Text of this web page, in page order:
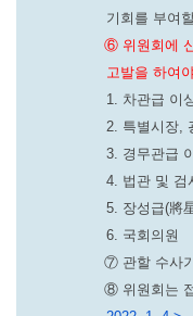
기회를 부여
⑥ 위원회에
고발을 하여
1. 차관급 이
2. 특별시장,
3. 경무관급
4. 법관 및 검
5. 장성급(將
6. 국회의원
⑦ 관할 수사
⑧ 위원회는